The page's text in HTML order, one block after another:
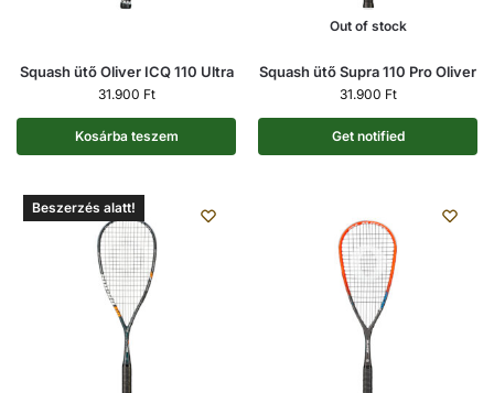
Squash ütő Oliver ICQ 110 Ultra
31.900 Ft
Kosárba teszem
Out of stock
Squash ütő Supra 110 Pro Oliver
31.900 Ft
Get notified
Beszerzés alatt!